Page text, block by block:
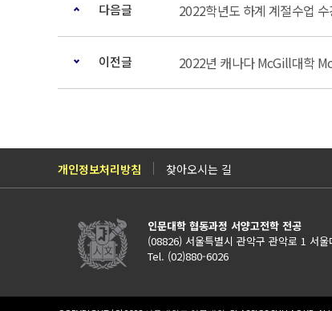
다음글 2022학년도 하계 계절수업
이전글 2022년 캐나다 McGill대학
개인정보처리방침 찾아오시는 길
인문대학 협동과정 서양고전학 전공
(08826) 서울특별시 관악구 관악로 1 서
Tel. (02)880-6026